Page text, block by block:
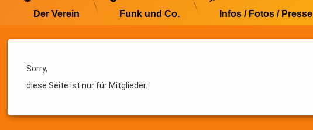
Der Verein Funk und Co. Infos / Fotos / Presse
Sorry,
diese Seite ist nur für Mitglieder.